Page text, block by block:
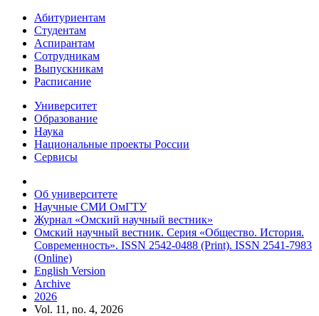
Абитуриентам
Студентам
Аспирантам
Сотрудникам
Выпускникам
Расписание
Университет
Образование
Наука
Национальные проекты России
Сервисы
Об университете
Научные СМИ ОмГТУ
Журнал «Омский научный вестник»
Омский научный вестник. Серия «Общество. История.
Современность». ISSN 2542-0488 (Print). ISSN 2541-7983
(Online)
English Version
Archive
2026
Vol. 11, no. 4, 2026